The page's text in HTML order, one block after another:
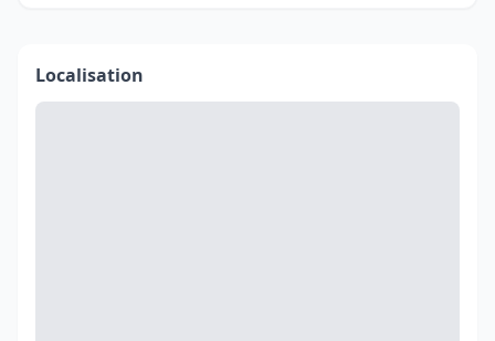
Localisation